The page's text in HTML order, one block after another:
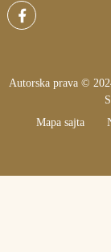
Autorska prava ©
Mapa sajta